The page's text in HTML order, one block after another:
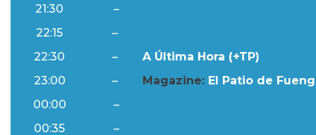
21:30 –
22:15
–
22:30
–
A Última Hora (+TP)
23:00
– Magazine: El Patio de
00:00
–
00:35
–